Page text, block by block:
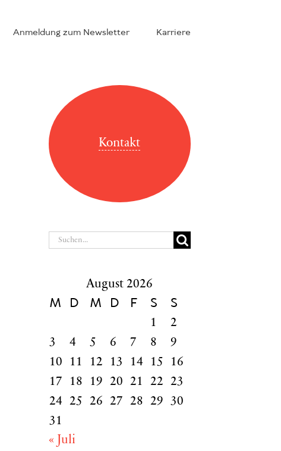
Anmeldung zum Newsletter Karriere
Kontakt
Suche
August 2026
M D M D F S S
1
2
3
4 5 6 7 8
9
10
11 12 13 14 15
16
17
18 19 20 21 22
23
24
25 26 27 28 29
30
31
« Juli